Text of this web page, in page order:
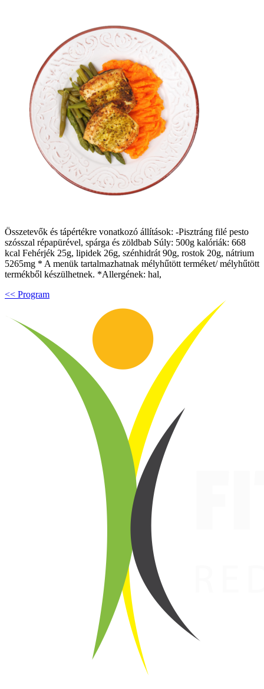
Összetevők és tápértékre vonatkozó állítások: -Pisztráng filé pesto
szósszal répapürével, spárga és zöldbab Súly: 500g kalóriák: 668
kcal Fehérjék 25g, lipidek 26g, szénhidrát 90g, rostok 20g, nátrium
5265mg * A menük tartalmazhatnak mélyhűtött terméket/ mélyhűtött
termékből készülhetnek. *Allergének: hal,
<< Program